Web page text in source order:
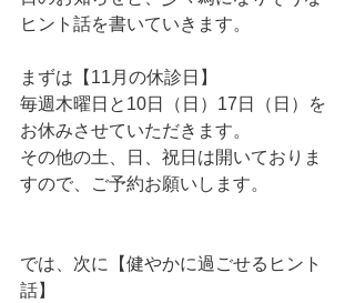
ヒント話を書いていきます。
まずは【11月の休診日】
毎週木曜日と10日（日）17日（日）を
お休みさせていただきます。
その他の土、日、祝日は開いておりま
すので、ご予約お願いします。
では、次に【健やかに過ごせるヒント
話】